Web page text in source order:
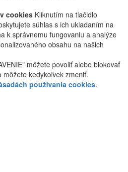
cookies Kliknutím na tlačidlo
súhlas s ich ukladaním na
k správnemu fungovaniu a analýze
obsahu na našich
môžete povoliť alebo blokovať
kedykoľvek zmeniť.
používania cookies.